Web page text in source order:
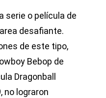
serie o película de
desafiante.
de este tipo,
Bebop de
Dragonball
no lograron